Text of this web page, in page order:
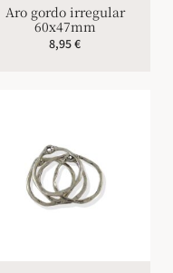
Aro gordo irregular
60x47mm
8,95€